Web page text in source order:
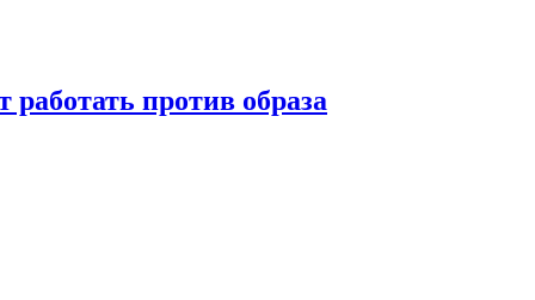
против образа